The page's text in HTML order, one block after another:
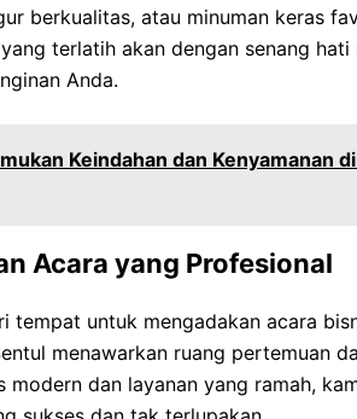
berkualitas, atau minuman keras
terlatih akan dengan senang
Anda.
Keindahan dan Kenyamanan
Acara yang Profesional
tempat untuk mengadakan acara
menawarkan ruang pertemuan
dan layanan yang ramah,